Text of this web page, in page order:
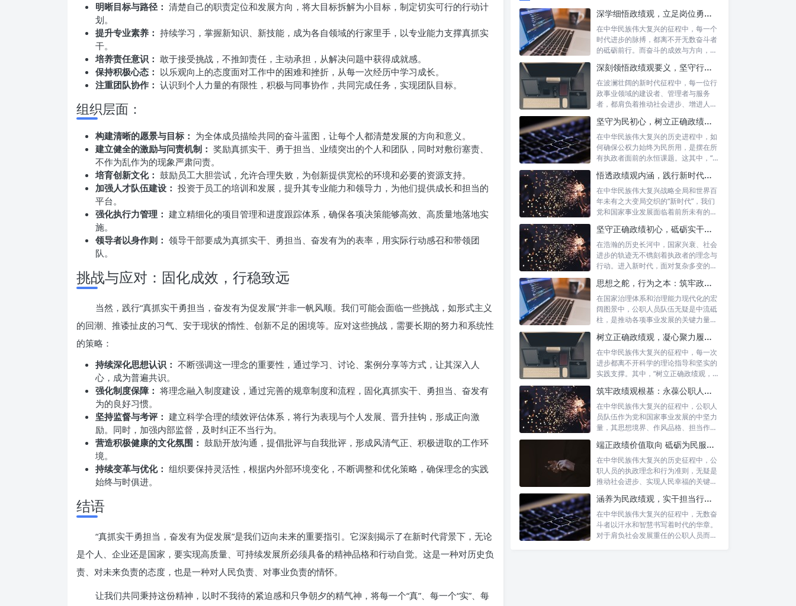
明晰目标与路径： 清楚自己的职责定位和发展方向，将大目标拆解为小目标，制定切实可行的行动计
划。
提升专业素养： 持续学习，掌握新知识、新技能，成为各自领域的行家里手，以专业能力支撑真抓实
干。
培养责任意识： 敢于接受挑战，不推卸责任，主动承担，从解决问题中获得成就感。
保持积极心态： 以乐观向上的态度面对工作中的困难和挫折，从每一次经历中学习成长。
注重团队协作： 认识到个人力量的有限性，积极与同事协作，共同完成任务，实现团队目标。
组织层面：
构建清晰的愿景与目标： 为全体成员描绘共同的奋斗蓝图，让每个人都清楚发展的方向和意义。
建立健全的激励与问责机制： 奖励真抓实干、勇于担当、业绩突出的个人和团队，同时对敷衍塞责、
不作为乱作为的现象严肃问责。
培育创新文化： 鼓励员工大胆尝试，允许合理失败，为创新提供宽松的环境和必要的资源支持。
加强人才队伍建设： 投资于员工的培训和发展，提升其专业能力和领导力，为他们提供成长和担当的
平台。
强化执行力管理： 建立精细化的项目管理和进度跟踪体系，确保各项决策能够高效、高质量地落地实
施。
领导者以身作则： 领导干部要成为真抓实干、勇担当、奋发有为的表率，用实际行动感召和带领团
队。
挑战与应对：固化成效，行稳致远
当然，践行“真抓实干勇担当，奋发有为促发展”并非一帆风顺。我们可能会面临一些挑战，如形式主义
的回潮、推诿扯皮的习气、安于现状的惰性、创新不足的困境等。应对这些挑战，需要长期的努力和系统性
的策略：
持续深化思想认识： 不断强调这一理念的重要性，通过学习、讨论、案例分享等方式，让其深入人
心，成为普遍共识。
强化制度保障： 将理念融入制度建设，通过完善的规章制度和流程，固化真抓实干、勇担当、奋发有
为的良好习惯。
坚持监督与考评： 建立科学合理的绩效评估体系，将行为表现与个人发展、晋升挂钩，形成正向激
励。同时，加强内部监督，及时纠正不当行为。
营造积极健康的文化氛围： 鼓励开放沟通，提倡批评与自我批评，形成风清气正、积极进取的工作环
境。
持续变革与优化： 组织要保持灵活性，根据内外部环境变化，不断调整和优化策略，确保理念的实践
始终与时俱进。
结语
“真抓实干勇担当，奋发有为促发展”是我们迈向未来的重要指引。它深刻揭示了在新时代背景下，无论
是个人、企业还是国家，要实现高质量、可持续发展所必须具备的精神品格和行动自觉。这是一种对历史负
责、对未来负责的态度，也是一种对人民负责、对事业负责的情怀。
让我们共同秉持这份精神，以时不我待的紧迫感和只争朝夕的精气神，将每一个“真”、每一个“实”、每
深学细悟政绩观，立足岗位勇争先：新时代奋斗者的思想指引与实践航标
在中华民族伟大复兴的征程中，每一个
时代进步的脉搏，都离不开无数奋斗者
的砥砺前行。而奋斗的成效与方向，又
深刻领悟政绩观要义，坚守行政事业初心：新时代公仆的责任与担当
在波澜壮阔的新时代征程中，每一位行
政事业领域的建设者、管理者与服务
者，都肩负着推动社会进步、增进人民
坚守为民初心，树立正确政绩观念：以人民为中心的治理之道
在中华民族伟大复兴的历史进程中，如
何确保公权力始终为民所用，是摆在所
有执政者面前的永恒课题。这其中，“坚
悟透政绩观内涵，践行新时代使命：书写高质量发展的时代答卷
在中华民族伟大复兴战略全局和世界百
年未有之大变局交织的“新时代”，我们
党和国家事业发展面临着前所未有的机
坚守正确政绩初心，砥砺实干担当精神：新时代高质量发展的核心引擎
在浩瀚的历史长河中，国家兴衰、社会
进步的轨迹无不镌刻着执政者的理念与
行动。进入新时代，面对复杂多变的国
思想之舵，行为之本：筑牢政绩观根基，永葆公职人员本色
在国家治理体系和治理能力现代化的宏
阔图景中，公职人员队伍无疑是中流砥
柱，是推动各项事业发展的关键力量。
树立正确政绩观，凝心聚力履职尽责：新时代下的治理智慧与实践路径
在中华民族伟大复兴的征程中，每一次
进步都离不开科学的理论指导和坚实的
实践支撑。其中，“树立正确政绩观，凝
筑牢政绩观根基：永葆公职人员本色的时代考量与实践路径
在中华民族伟大复兴的征程中，公职人
员队伍作为党和国家事业发展的中坚力
量，其思想境界、作风品格、担当作为
端正政绩价值取向 砥砺为民服务初心：新时代公仆的责任与担当
在中华民族伟大复兴的历史征程中，公
职人员的执政理念和行为准则，无疑是
推动社会进步、实现人民幸福的关键所
涵养为民政绩观，实干担当行稳致远：新时代公仆的价值坐标与实践航向
在中华民族伟大复兴的征程中，无数奋
斗者以汗水和智慧书写着时代的华章。
对于肩负社会发展重任的公职人员而